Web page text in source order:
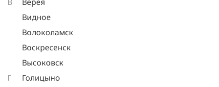
Видное
Волоколамск
Воскресенск
Высоковск
Г
Голицыно